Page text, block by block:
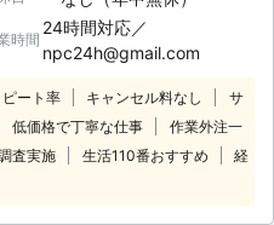
害を受けた建物であったというデ
あるほどです。ゆえに、シロア
対する対策をするという事は同時
対策をしていると言うこともで
です。
さい。 被害が広がる前に
対応が必要です。 24時間対応
的に駆除します！ ご近所様を
る方、社名なしでお伺いの為、
方にはわかりません。 【実績
なく、外
トランといった食品製造業でも
時間
24時間対応／
npc24h@gmail.com
ート率 キャンセル料なし
サ
低価格で丁寧な仕事
作業外注一
査実施 生活110番おすすめ
経